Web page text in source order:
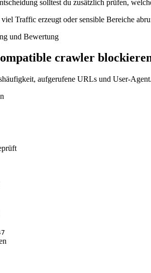
solltest du zusätzlich prüfen,
Traffic erzeugt oder sensible Bereiche
und Bewertung
crawler
aufgerufene URLs und User-